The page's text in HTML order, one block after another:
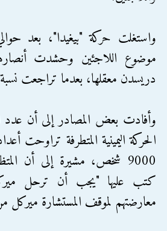
واستغلت حركة "بيغيدا"، بعد
موضوع اللاجئين وحشدت
دريسدن معقلها، بعدما تراجعت نسبة
وأفادت بعض المصادر إلى أن عدد
9000 شخص، مشيرة إلى أن
كتب عليها "يجب أن ترحل
معارضتهم لموقف المستشارة ميركل